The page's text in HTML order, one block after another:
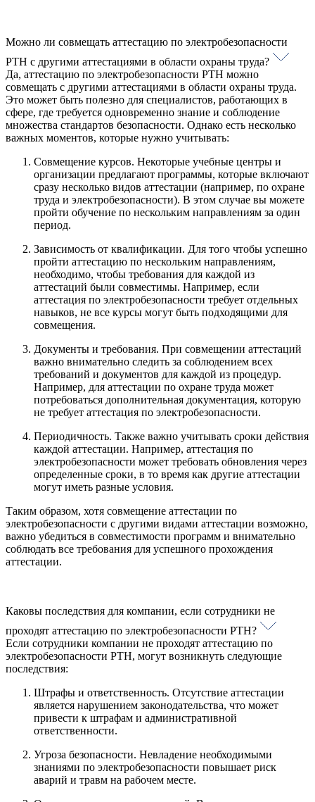
Можно ли совмещать аттестацию по электробезопасности
РТН с другими аттестациями в области охраны труда?
Да, аттестацию по электробезопасности РТН можно
совмещать с другими аттестациями в области охраны труда.
Это может быть полезно для специалистов, работающих в
сфере, где требуется одновременно знание и соблюдение
множества стандартов безопасности. Однако есть несколько
важных моментов, которые нужно учитывать:
Совмещение курсов. Некоторые учебные центры и
организации предлагают программы, которые включают
сразу несколько видов аттестации (например, по охране
труда и электробезопасности). В этом случае вы можете
пройти обучение по нескольким направлениям за один
период.
Зависимость от квалификации. Для того чтобы успешно
пройти аттестацию по нескольким направлениям,
необходимо, чтобы требования для каждой из
аттестаций были совместимы. Например, если
аттестация по электробезопасности требует отдельных
навыков, не все курсы могут быть подходящими для
совмещения.
Документы и требования. При совмещении аттестаций
важно внимательно следить за соблюдением всех
требований и документов для каждой из процедур.
Например, для аттестации по охране труда может
потребоваться дополнительная документация, которую
не требует аттестация по электробезопасности.
Периодичность. Также важно учитывать сроки действия
каждой аттестации. Например, аттестация по
электробезопасности может требовать обновления через
определенные сроки, в то время как другие аттестации
могут иметь разные условия.
Таким образом, хотя совмещение аттестации по
электробезопасности с другими видами аттестации возможно,
важно убедиться в совместимости программ и внимательно
соблюдать все требования для успешного прохождения
аттестации.
Каковы последствия для компании, если сотрудники не
проходят аттестацию по электробезопасности РТН?
Если сотрудники компании не проходят аттестацию по
электробезопасности РТН, могут возникнуть следующие
последствия:
Штрафы и ответственность. Отсутствие аттестации
является нарушением законодательства, что может
привести к штрафам и административной
ответственности.
Угроза безопасности. Невладение необходимыми
знаниями по электробезопасности повышает риск
аварий и травм на рабочем месте.